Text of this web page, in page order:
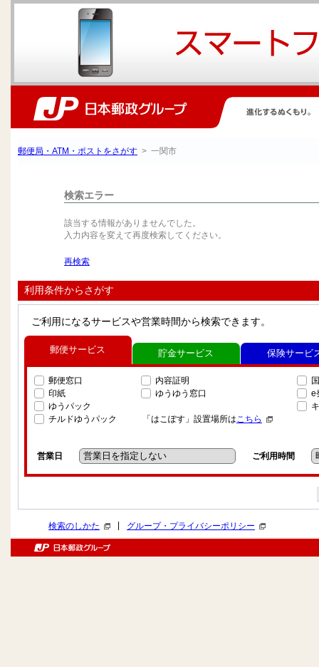
郵便局・ATM・ポストをさがす > 一関市
検索エラー
該当する情報がありませんでした。
入力内容を変えて再度検索してください。
再検索
利用条件からさがす
ご利用になるサービスや営業時間から検索できます。
郵便サービス
郵便窓口
印紙
ゆうパック
チルドゆうパック
内容証明
ゆうゆう窓口
「はこぽす」設置場所はこちら
e
営業日 ご利用時間
貯金サービス 保険サービ
検索のしかた グループ・プライバシーポリシー